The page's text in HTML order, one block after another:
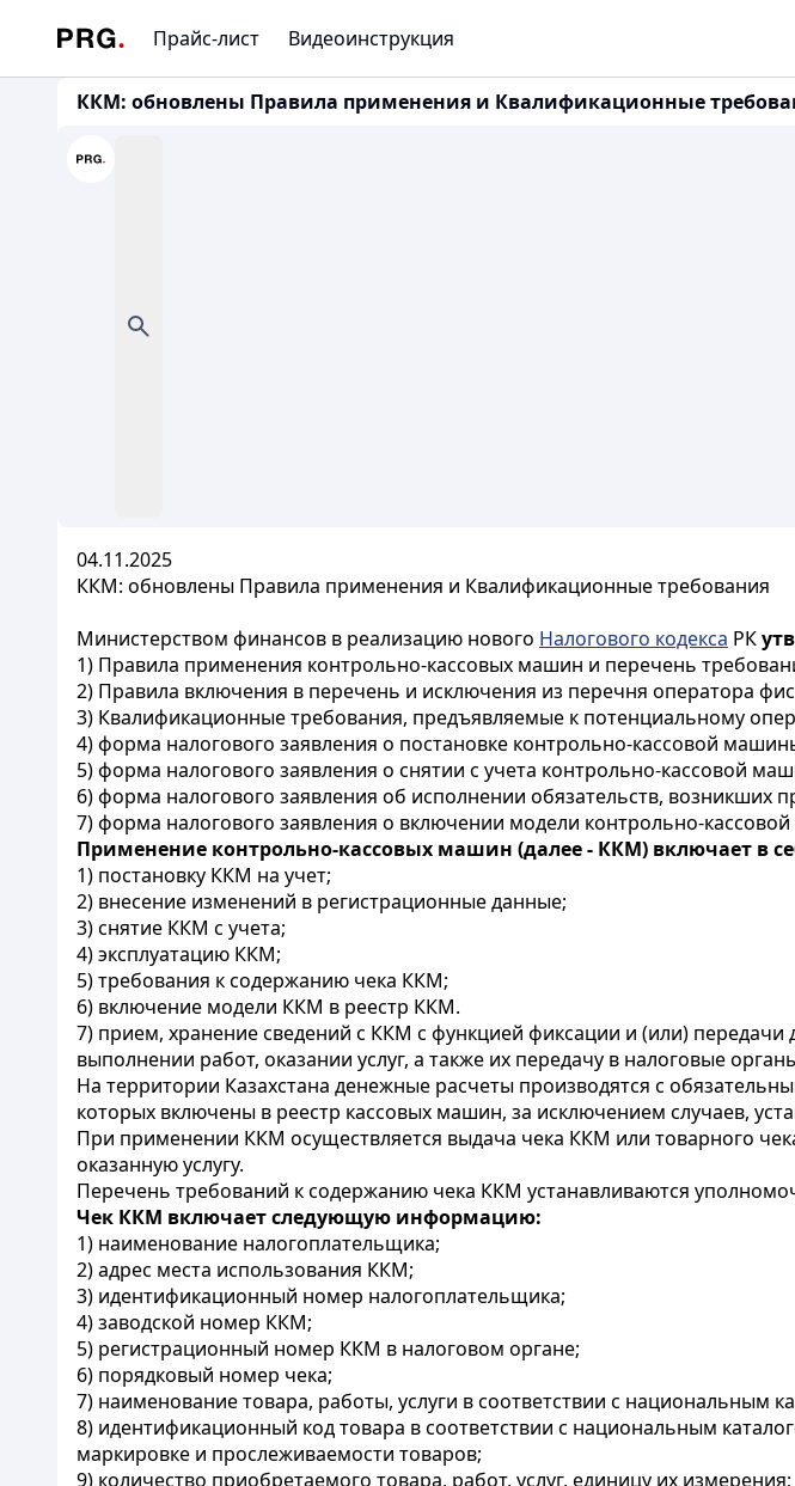
Прайс-лист Видеоинструкция
ККМ: обновлены Правила применения и Квалификационные
04.11.2025
ККМ: обновлены Правила применения и Квалификационные требования
Министерством финансов в реализацию нового Налогового кодекса РК
1) Правила применения контрольно-кассовых машин и перечень
2) Правила включения в перечень и исключения из перечня оператора
3) Квалификационные требования, предъявляемые к потенциальному
4) форма налогового заявления о постановке контрольно-кассовой
5) форма налогового заявления о снятии с учета контрольно-кассовой
6) форма налогового заявления об исполнении обязательств, возникших
7) форма налогового заявления о включении модели контрольно-
Применение контрольно-кассовых машин (далее - ККМ) включает в
1) постановку ККМ на учет;
2) внесение изменений в регистрационные данные;
3) снятие ККМ с учета;
4) эксплуатацию ККМ;
5) требования к содержанию чека ККМ;
6) включение модели ККМ в реестр ККМ.
7) прием, хранение сведений с ККМ с функцией фиксации и (или)
выполнении работ, оказании услуг, а также их передачу в налоговые
На территории Казахстана денежные расчеты производятся с
которых включены в реестр кассовых машин, за исключением случаев,
При применении ККМ осуществляется выдача чека ККМ или товарного
оказанную услугу.
Перечень требований к содержанию чека ККМ устанавливаются
Чек ККМ включает следующую информацию:
1) наименование налогоплательщика;
2) адрес места использования ККМ;
3) идентификационный номер налогоплательщика;
4) заводской номер ККМ;
5) регистрационный номер ККМ в налоговом органе;
6) порядковый номер чека;
7) наименование товара, работы, услуги в соответствии с национальным
8) идентификационный код товара в соответствии с национальным
маркировке и прослеживаемости товаров;
9) количество приобретаемого товара, работ, услуг, единицу их измерения;